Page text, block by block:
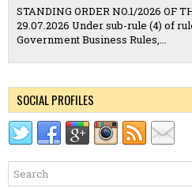
STANDING ORDER NO.1/2026 OF
29.07.2026 Under sub-rule (4) of
Government Business Rules,...
SOCIAL PROFILES